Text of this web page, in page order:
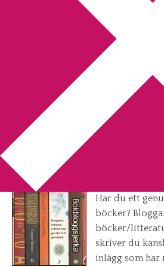
Webbshop
Bokbloggsjerka
Kriminalroman
You are here: Bokbloggsjerka
24 februari
Bokbloggsjerka 21
2014-02-21
Har du ett
böcker?
böcker/
skriver du
inlägg som har